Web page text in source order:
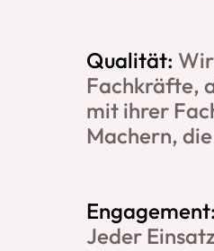
Qualität:
Fachkräfte,
mit ihrer
Machern,
Engagement:
Jeder